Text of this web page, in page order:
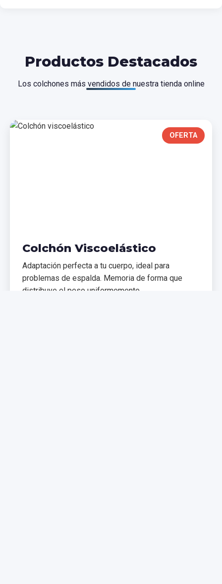
Productos Destacados
Los colchones más vendidos de nuestra tienda online
OFERTA
Colchón Viscoelástico
Adaptación perfecta a tu cuerpo, ideal para
problemas de espalda. Memoria de forma que
distribuye el peso uniformemente.